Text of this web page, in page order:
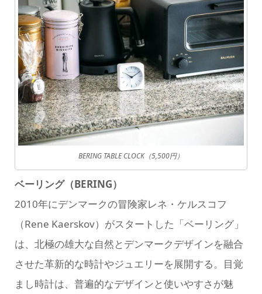
BERING TABLE CLOCK（5,500円）
ベーリング（BERING）
2010年にデンマークの冒険家レネ・ケルスコフ
（Rene Kaerskov）がスタートした「ベーリング」
は、北極の雄大な自然とデンマークデザインを融合
させた革新的な時計やジュエリーを展開する。目覚
まし時計は、普遍的なデザインと使いやすさが魅